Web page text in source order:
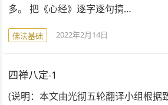
多。 把《心经》逐字逐句搞…
佛法基础 2022年2月14日
四禅八定-1
(说明：本文由光彻五轮翻译小组根据